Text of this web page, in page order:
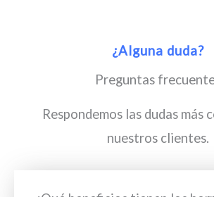
¿Alguna duda?
Preguntas
Respondemos las dudas más
nuestros clientes.